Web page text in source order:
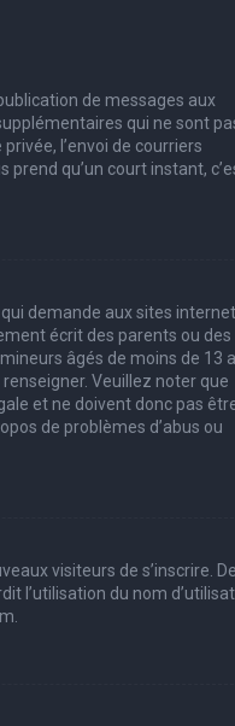
de messages aux
qui ne sont
l’envoi de courriers
prend qu’un court instant,
qui demande aux sites internet
écrit des parents ou des
âgés de moins de 13
Veuillez noter que
et ne doivent donc pas
de problèmes d’abus ou
visiteurs de s’inscrire. De
l’utilisation du nom